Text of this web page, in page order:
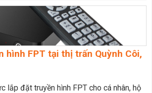
hình FPT tại thị trấn Quỳnh Côi,
lắp đặt truyền hình FPT cho cá nhân, hộ